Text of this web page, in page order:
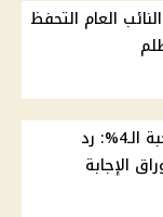
تناشد النائب العام التحفظ
القصة الكاملة لأزمة ريم صاحبة الـ4%: رد
الإجابة